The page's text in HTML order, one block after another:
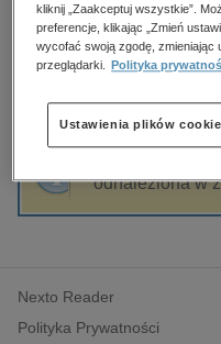
budownictwo,
biznesowe,
dzienniki
edukacja
hobby, sport,
komputery,
polityka,
psychologiczne
Wojciech
Sortowanie
odnaleziona w
Nexto Reader
Polityka Prywatności
kliknij „Zaakceptuj wszystkie”.
preferencje, klikając „Zmień
wycofać swoją zgodę, zmieniając
przeglądarki.
Polityka
Ustawienia plików cookie